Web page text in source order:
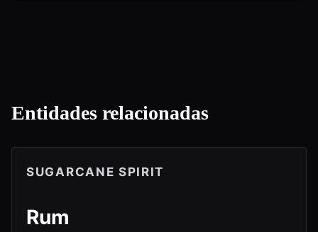
Entidades relacionadas
SUGARCANE SPIRIT
Rum